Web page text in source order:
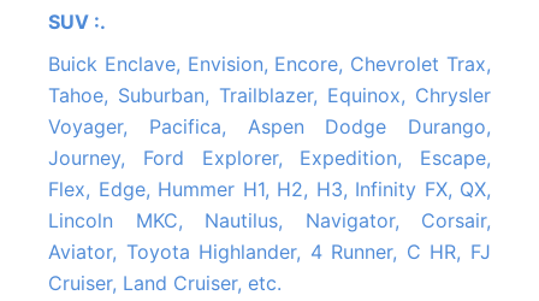
SUV :.
Buick Enclave, Envision, Encore, Chevrolet Trax,
Tahoe, Suburban, Trailblazer, Equinox, Chrysler
Voyager, Pacifica, Aspen Dodge Durango,
Journey, Ford Explorer, Expedition, Escape,
Flex, Edge, Hummer H1, H2, H3, Infinity FX, QX,
Lincoln MKC, Nautilus, Navigator, Corsair,
Aviator, Toyota Highlander, 4 Runner, C HR, FJ
Cruiser, Land Cruiser, etc.